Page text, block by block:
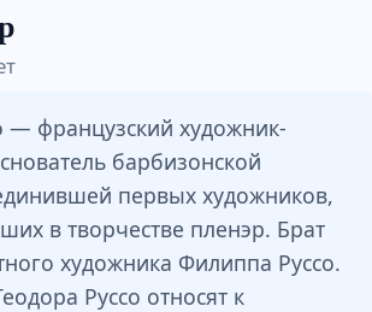
— французский художник-
барбизонской
первых художников,
в творчестве пленэр. Брат
художника Филиппа Руссо.
Руссо относят к